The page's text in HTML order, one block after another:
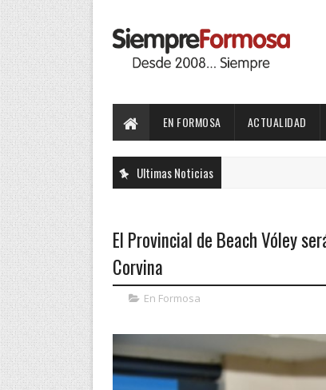
EN FORMOSA ACTUALIDAD
Ultimas Noticias
El Provincial de Beach Vóley
Corvina
En Formosa